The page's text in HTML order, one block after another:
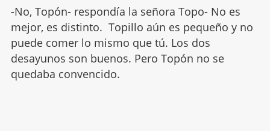
-No, Topón- respondía la señora Topo- No es
mejor, es distinto. Topillo aún es pequeño y no
puede comer lo mismo que tú. Los dos
desayunos son buenos. Pero Topón no se
quedaba convencido.